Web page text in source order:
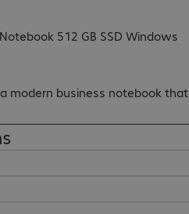
512 GB SSD Windows
modern business notebook that
workflows. With its powerful
business notebook is perfect for